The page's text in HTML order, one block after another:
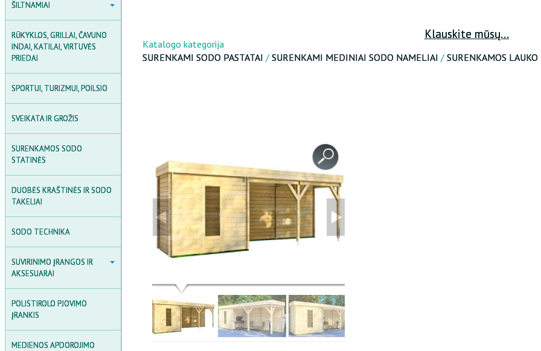
ŠILTNAMIAI
POLIKARBONATINIAI
ŠILTNAMIAI
SODO DARŽELIAI
RŪKYKLOS, GRILLAI, ČAVUNO
INDAI, KATILAI, VIRTUVĖS
PRIEDAI
SPORTUI, TURIZMUI, POILSIO
SVEIKATA IR GROŽIS
SURENKAMOS SODO
STATINĖS
DUOBĖS KRAŠTINĖS IR SODO
TAKELIAI
SODO TECHNIKA
SUVIRINIMO ĮRANGOS IR
AKSESUARAI
SUVIRINIMO ĮRANGOS IR
INDUKCIJOS ŠILDYTUVAI
SUVIRINIMO ĮRANGOS
POLISTIROLO PJOVIMO
ĮRANKIS
MEDIENOS APDOROJIMO
Klauskite mūsų...
Katalogo kategorija
SURENKAMI SODO PASTATAI /SURENKAMI MEDINIAI SODO NAMELIAI /SURENKAMOS LAUKO